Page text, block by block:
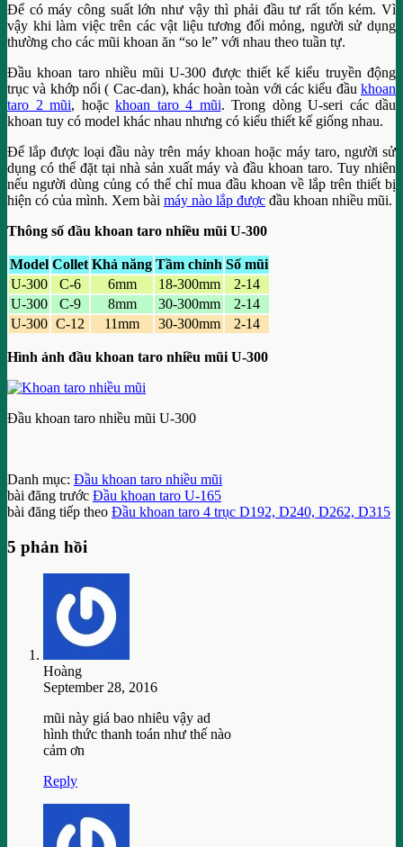
Để có máy công suất lớn như vậy thì phải đầu tư rất tốn kém. Vì
vậy khi làm việc trên các vật liệu tương đối mỏng, người sử dụng
thường cho các mũi khoan ăn “so le” với nhau theo tuần tự.
Đầu khoan taro nhiều mũi U-300 được thiết kế kiểu truyền động
trục và khớp nối ( Cac-dan), khác hoàn toàn với các kiểu đầu khoan
taro 2 mũi, hoặc khoan taro 4 mũi. Trong dòng U-seri các dầu
khoan tuy có model khác nhau nhưng có kiểu thiết kế giống nhau.
Để lắp được loại đầu này trên máy khoan hoặc máy taro, người sử
dụng có thể đặt tại nhà sản xuất máy và đầu khoan taro. Tuy nhiên
nếu người dùng củng có thể chỉ mua đầu khoan về lắp trên thiết bị
hiện có của mình. Xem bài máy nào lắp được đầu khoan nhiều mũi.
Thông số đầu khoan taro nhiều mũi U-300
Model Collet Khả năng Tầm chỉnh Số mũi
U-300
C-6 6mm 18-300mm
2-14
U-300
C-9 8mm 30-300mm
2-14
U-300 C-12 11mm 30-300mm 2-14
Hình ảnh đầu khoan taro nhiều mũi U-300
Đầu khoan taro nhiều mũi U-300
Danh mục: Đầu khoan taro nhiều mũi
bài đăng trước Đầu khoan taro U-165
bài đăng tiếp theo Đầu khoan taro 4 trục D192, D240, D262, D315
5 phản hồi
Hoàng
September 28, 2016
mũi này giá bao nhiêu vậy ad
hình thức thanh toán như thế nào
cảm ơn
Reply